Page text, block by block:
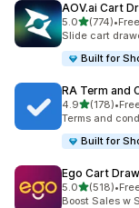
AOV.ai Cart
5.0별 5개 중
(774)
총 리뷰 774개
•
Slide cart
Built for
RA Term and
4.9별 5개 중
(178)
총 리뷰 178개
•
Terms and
Built for
Ego Cart
5.0별 5개 중
(518)
총 리뷰 518개
•
Boost Sales w